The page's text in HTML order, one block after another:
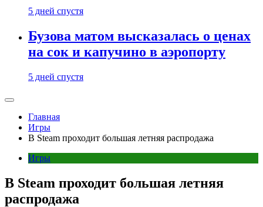
5 дней спустя
Бузова матом высказалась о ценах
на сок и капучино в аэропорту
5 дней спустя
Главная
Игры
В Steam проходит большая летняя распродажа
Игры
В Steam проходит большая летняя
распродажа